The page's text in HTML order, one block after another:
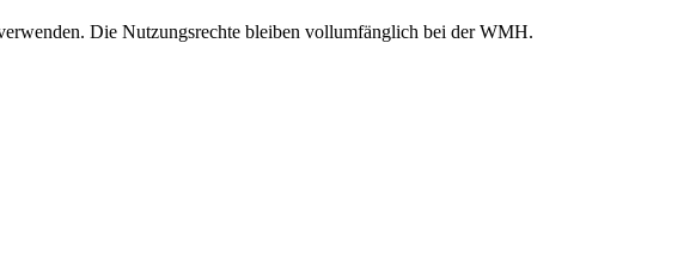
Die Nutzungsrechte bleiben vollumfänglich bei der WMH.